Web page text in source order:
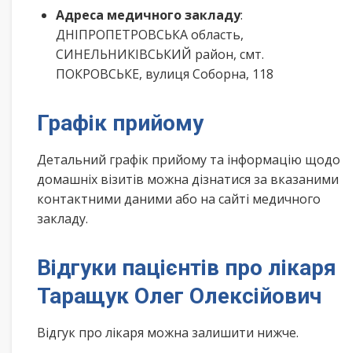
Адреса медичного закладу:
ДНІПРОПЕТРОВСЬКА область,
СИНЕЛЬНИКІВСЬКИЙ район, смт.
ПОКРОВСЬКЕ, вулиця Соборна, 118
Графік прийому
Детальний графік прийому та інформацію щодо
домашніх візитів можна дізнатися за вказаними
контактними даними або на сайті медичного
закладу.
Відгуки пацієнтів про лікаря
Таращук Олег Олексійович
Відгук про лікаря можна залишити нижче.